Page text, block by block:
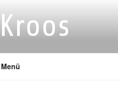
Menü